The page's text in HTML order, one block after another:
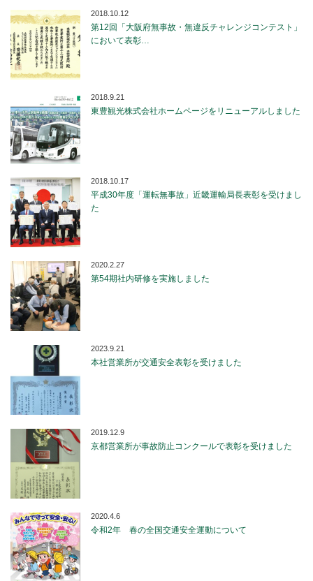
2018.10.12
第12回「大阪府無事故・無違反チャレンジコンテスト」
において表彰…
2018.9.21
東豊観光株式会社ホームページをリニューアルしました
2018.10.17
平成30年度「運転無事故」近畿運輸局長表彰を受けまし
た
2020.2.27
第54期社内研修を実施しました
2023.9.21
本社営業所が交通安全表彰を受けました
2019.12.9
京都営業所が事故防止コンクールで表彰を受けました
2020.4.6
令和2年 春の全国交通安全運動について